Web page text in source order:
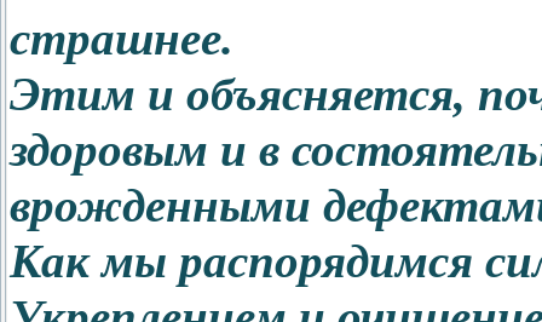
страшнее.
Этим и объясняется,
здоровым и в
врожденными
Как мы распорядимся